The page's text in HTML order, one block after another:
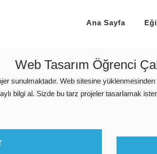
Ana Sayfa
Web Tasarım Öğrenci
sunulmaktadır. Web sitesine
bilgi al. Sizde bu tarz projeler tasarlamak